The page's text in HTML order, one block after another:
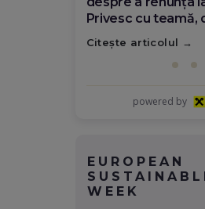
poate schimba
Citește articolul
powered by
EUROPEAN
WEEK